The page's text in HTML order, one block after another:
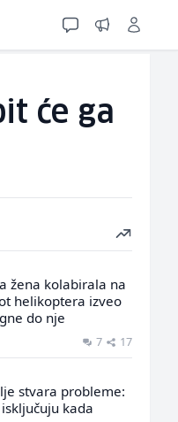
će ga
žena kolabirala na
helikoptera izveo
do nje
7 17
stvara probleme:
kada